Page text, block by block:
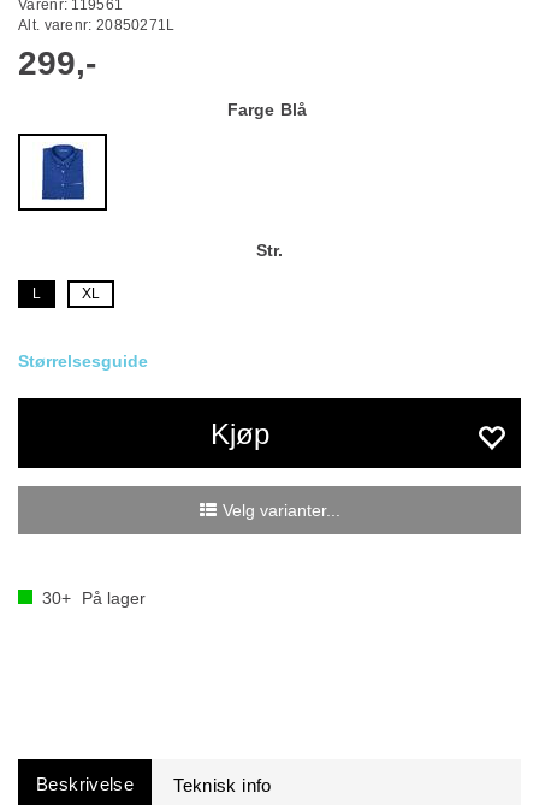
Varenr: 119561
Alt. varenr: 20850271L
299,-
Farge Blå
Str.
L XL
Størrelsesguide
Kjøp
Velg varianter...
30+ På lager
Beskrivelse